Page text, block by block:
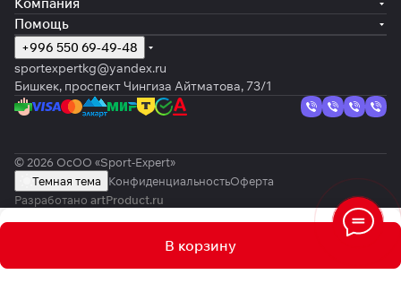
В корзину
Помощь
+996 550 69-49-48
sportexpertkg@yandex.ru
Бишкек, проспект Чингиза Айтматова, 73/1
© 2026 ОсОО «Sport-Expert»
Темная тема
КонфиденциальностьОферта
Разработано artProduct.ru